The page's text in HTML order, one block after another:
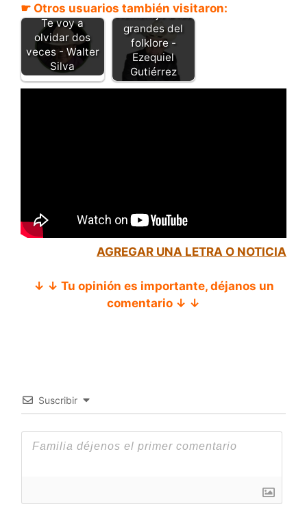
☛ Otros usuarios también visitaron:
Te voy a
olvidar dos
veces - Walter
Silva
Homenaje a los
grandes del
folklore -
Ezequiel
Gutiérrez
AGREGAR UNA LETRA O NOTICIA
↓ ↓ Tu opinión es importante, déjanos un
comentario ↓ ↓
Suscribir